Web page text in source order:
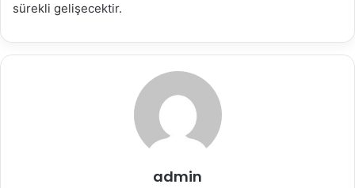
sürekli gelişecektir.
admin